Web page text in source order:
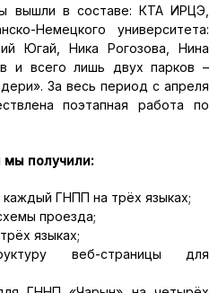
вышли в составе: КТА ИРЦЭ,
Немецкого университета:
Югай, Ника Рогозова, Нина
и всего лишь двух парков –
За весь период с апреля
поэтапная работа по
мы получили:
каждый ГНПП на трёх языках;
проезда;
языках;
веб-страницы для